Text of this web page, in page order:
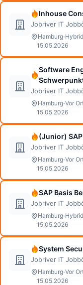
Inhouse
Jobriver IT
Hamburg·Hybrid
15.05.2026
Software
Jobriver IT
Hamburg·Vor
15.05.2026
(Junior)
Jobriver IT
Hamburg·Vor
15.05.2026
SAP Basis
Jobriver IT
Hamburg·Hybrid
15.05.2026
System
Jobriver IT
Hamburg·Vor
15.05.2026